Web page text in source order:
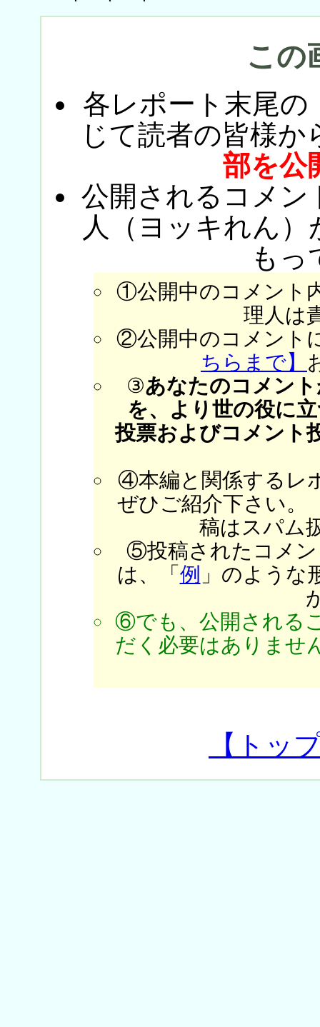
この
各レポート末尾の
じて読者の皆様か
部を公
公開されるコメン
人（ヨッキれん
もっ
①公開中のコメント
理人は
②公開中のコメント
ちらまで】
③あなたのコメン
を、より世の役に
投票およびコメント
④本編と関係するレ
ぜひご紹介下さい。
稿はスパム
⑤投稿されたコメン
は、「 例 」のような
⑥でも、公開される
だく必要はありませ
【トッ